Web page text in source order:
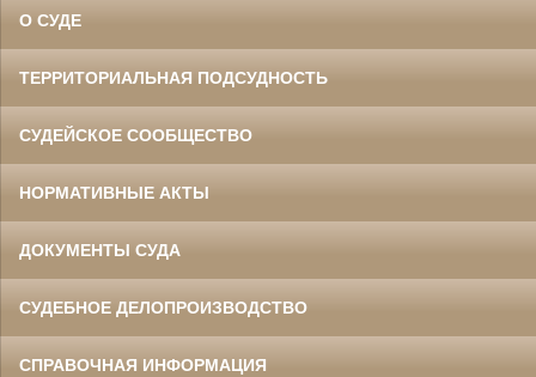
О СУДЕ
ТЕРРИТОРИАЛЬНАЯ ПОДСУДНОСТЬ
СУДЕЙСКОЕ СООБЩЕСТВО
НОРМАТИВНЫЕ АКТЫ
ДОКУМЕНТЫ СУДА
СУДЕБНОЕ ДЕЛОПРОИЗВОДСТВО
СПРАВОЧНАЯ ИНФОРМАЦИЯ